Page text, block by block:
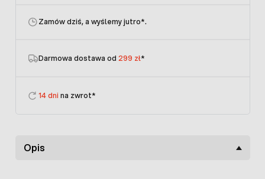
Zamów dziś, a wyślemy jutro*.
Darmowa dostawa od 299 zł*
14 dni na zwrot*
Opis